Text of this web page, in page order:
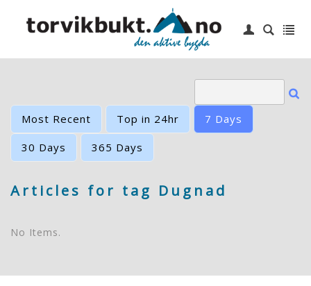
Login
Idrettslag
Småbåthavn
Most Recent Top in 24hr 7 Days
30 Days 365 Days
Articles for tag Dugnad
No Items.